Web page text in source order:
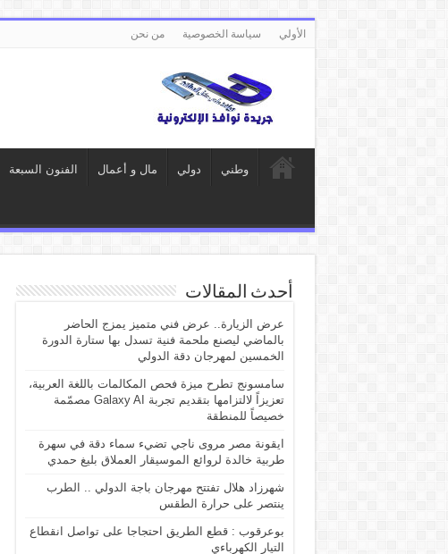
الأولي سياسة الخصوصية من نحن
وطني دولي مال و أعمال الفنون السبعة
أحدث المقالات
عرض الزيارة.. عرض فني متميز يمزج الحاضر
بالماضي ليصنع ملحمة فنية تسدل بها ستارة الدورة
الخمسين لمهرجان دقة الدولي
سامسونج تطرح ميزة فحص المكالمات باللغة العربية،
تعزيزاً لالتزامها بتقديم تجربة Galaxy AI مصمّمة
خصيصاً للمنطقة
ايقونة مصر مروى ناجي تضيء سماء دقة في سهرة
طربية خالدة لروائع الموسيقار العملاق بليغ حمدي
شهرزاد هلال تفتتح مهرجان باجة الدولي .. الطرب
ينتصر على حرارة الطقس
بوعرقوب : قطع الطريق احتجاجا على تواصل انقطاع
التيار الكهرباءي